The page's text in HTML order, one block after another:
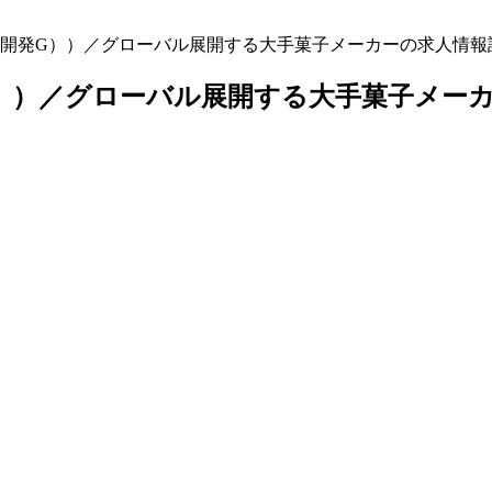
発G））／グローバル展開する大手菓子メーカーの求人情報
／グローバル展開する大手菓子メー